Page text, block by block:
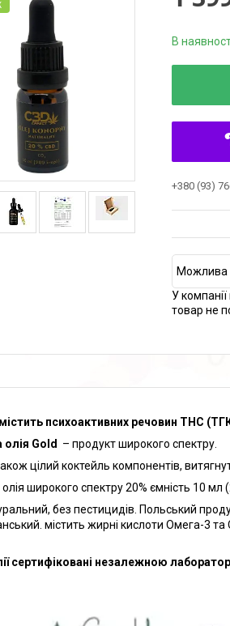
В
+380 (93)
У
товар не
психоактивних речовин THC
олія Gold – продуктширокого спектру.
цілий коктейль компонентів,
широкого спектру 20% ємність 10 мл
без пестицидів. Польський
містить жирні кислоти Омега-3
сертифіковані незалежною